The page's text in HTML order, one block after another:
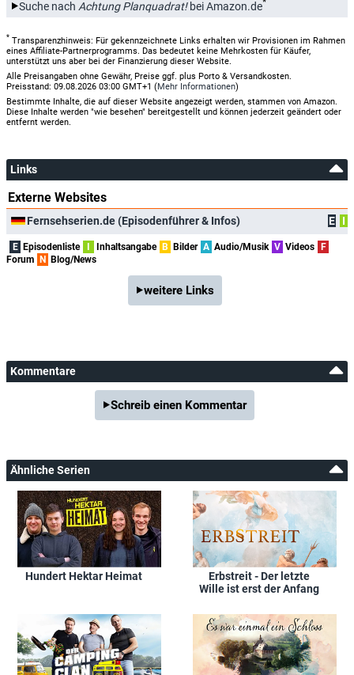
Suche nach Achtung Planquadrat!bei Amazon.de*
* Transparenzhinweis: Für gekennzeichnete Links erhalten wir Provisionen im Rahmen
eines Affiliate-Partnerprogramms. Das bedeutet keine Mehrkosten für Käufer,
unterstützt uns aber bei der Finanzierung dieser Website.
Alle Preisangaben ohne Gewähr, Preise ggf. plus Porto & Versandkosten.
Preisstand: 09.08.2026 03:00 GMT+1 (Mehr Informationen)
Bestimmte Inhalte, die auf dieser Website angezeigt werden, stammen von Amazon.
Diese Inhalte werden "wie besehen" bereitgestellt und können jederzeit geändert oder
entfernt werden.
Links
Externe Websites
Fernsehserien.de (Episodenführer & Infos) E I
E Episodenliste I Inhaltsangabe B Bilder A Audio/Musik V Videos F
Forum N Blog/News
weitere Links
Kommentare
Schreib einen Kommentar
Ähnliche Serien
Hundert Hektar Heimat
Erbstreit - Der letzte
Wille ist erst der Anfang